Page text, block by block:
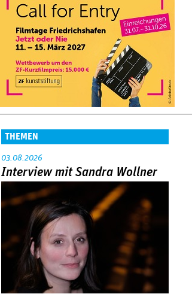
THEMEN
03.08.2026
Interview mit Sandra Wollner